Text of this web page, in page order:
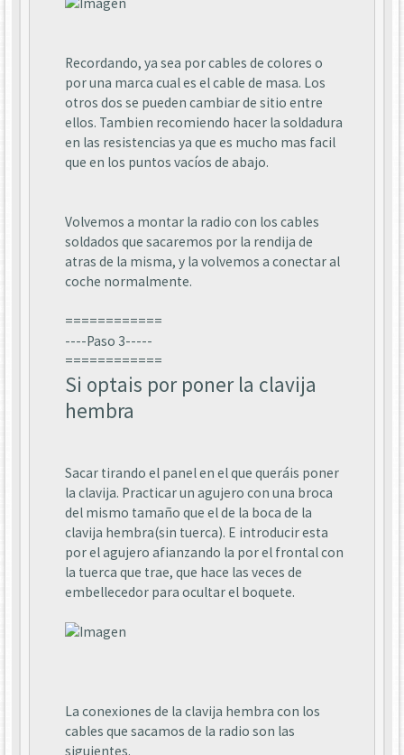
Recordando, ya sea por cables de colores o
por una marca cual es el cable de masa. Los
otros dos se pueden cambiar de sitio entre
ellos. Tambien recomiendo hacer la soldadura
en las resistencias ya que es mucho mas facil
que en los puntos vacíos de abajo.
Volvemos a montar la radio con los cables
soldados que sacaremos por la rendija de
atras de la misma, y la volvemos a conectar al
coche normalmente.
============
----Paso 3-----
============
Si optais por poner la clavija
hembra
Sacar tirando el panel en el que queráis poner
la clavija. Practicar un agujero con una broca
del mismo tamaño que el de la boca de la
clavija hembra(sin tuerca). E introducir esta
por el agujero afianzando la por el frontal con
la tuerca que trae, que hace las veces de
embellecedor para ocultar el boquete.
La conexiones de la clavija hembra con los
cables que sacamos de la radio son las
siguientes.